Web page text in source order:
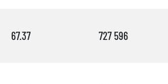
67.37 727 596